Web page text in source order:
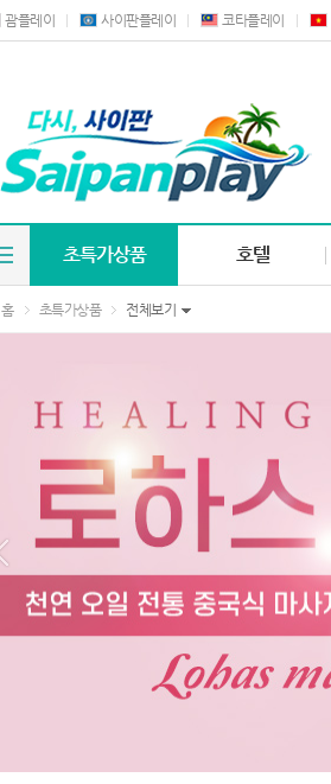
괌플레이 사이판플레이 코타플레이
초특가상품 호텔
홈 초특가상품 전체보기